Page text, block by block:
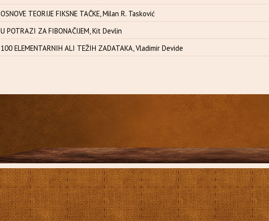
OSNOVE TEORIJE FIKSNE TAČKE, Milan R. Tasković
U POTRAZI ZA FIBONAČIJEM, Kit Devlin
100 ELEMENTARNIH ALI TEŽIH ZADATAKA, Vladimir Devide